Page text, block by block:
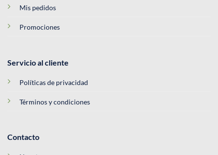
Mis pedidos
Promociones
Servicio al cliente
Políticas de privacidad
Términos y condiciones
Contacto